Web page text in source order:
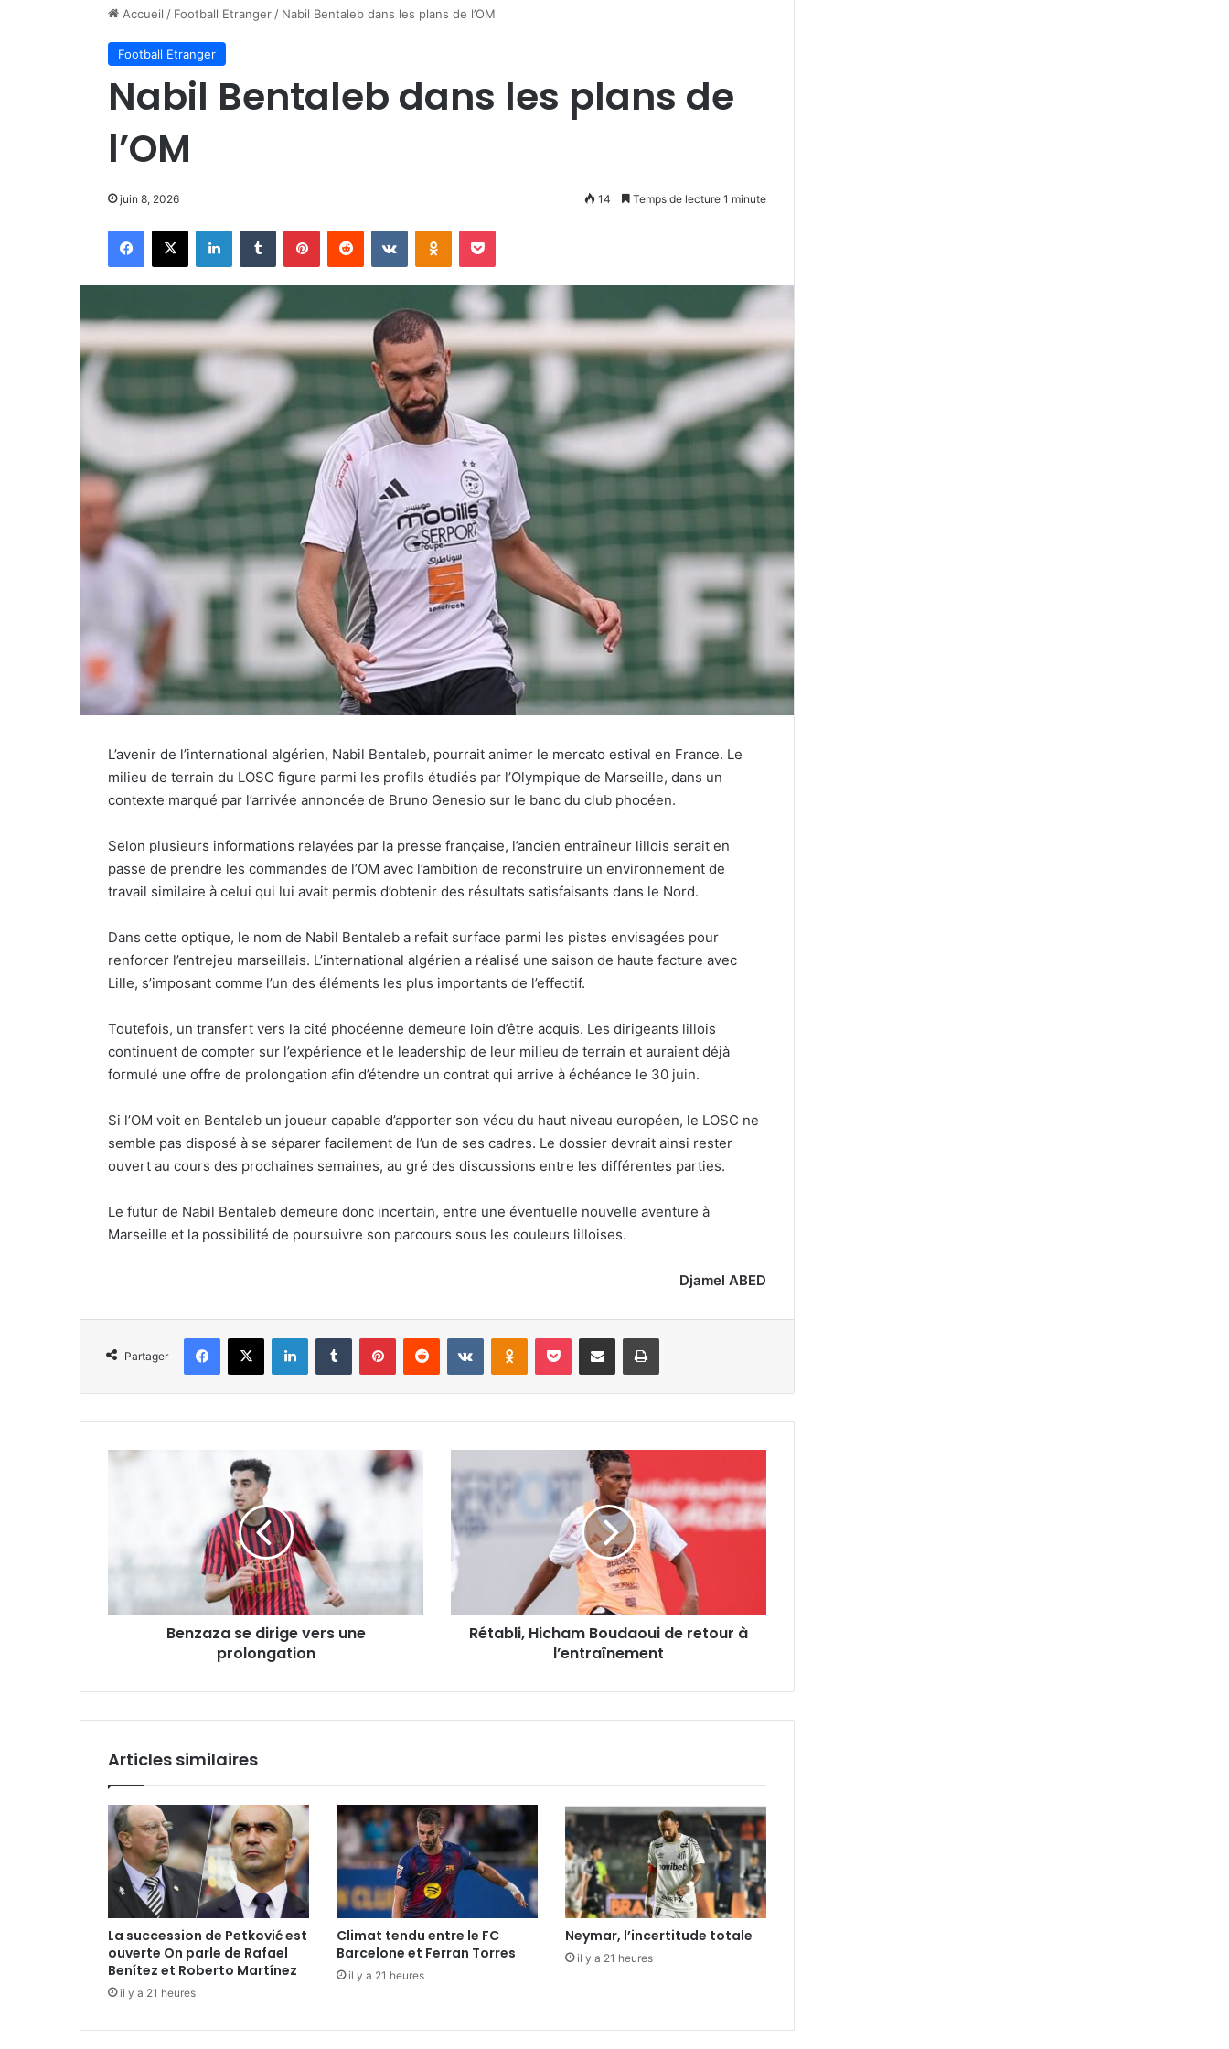
Accueil / Football Etranger / Nabil Bentaleb dans les plans de l’OM
Football Etranger
Nabil Bentaleb dans les plans de
l’OM
juin 8, 2026 14 Temps de lecture 1 minute
Facebook
X LinkedinTumblr PinterestReddit VKontakteOdnoklassniki
Pocket
L’avenir de l’international algérien, Nabil Bentaleb, pourrait animer le mercato estival en France. Le
milieu de terrain du LOSC figure parmi les profils étudiés par l’Olympique de Marseille, dans un
contexte marqué par l’arrivée annoncée de Bruno Genesio sur le banc du club phocéen.
Selon plusieurs informations relayées par la presse française, l’ancien entraîneur lillois serait en
passe de prendre les commandes de l’OM avec l’ambition de reconstruire un environnement de
travail similaire à celui qui lui avait permis d’obtenir des résultats satisfaisants dans le Nord.
Dans cette optique, le nom de Nabil Bentaleb a refait surface parmi les pistes envisagées pour
renforcer l’entrejeu marseillais. L’international algérien a réalisé une saison de haute facture avec
Lille, s’imposant comme l’un des éléments les plus importants de l’effectif.
Toutefois, un transfert vers la cité phocéenne demeure loin d’être acquis. Les dirigeants lillois
continuent de compter sur l’expérience et le leadership de leur milieu de terrain et auraient déjà
formulé une offre de prolongation afin d’étendre un contrat qui arrive à échéance le 30 juin.
Si l’OM voit en Bentaleb un joueur capable d’apporter son vécu du haut niveau européen, le LOSC ne
semble pas disposé à se séparer facilement de l’un de ses cadres. Le dossier devrait ainsi rester
ouvert au cours des prochaines semaines, au gré des discussions entre les différentes parties.
Le futur de Nabil Bentaleb demeure donc incertain, entre une éventuelle nouvelle aventure à
Marseille et la possibilité de poursuivre son parcours sous les couleurs lilloises.
Djamel ABED
Partager
Facebook
X LinkedinTumblr PinterestReddit VKontakteOdnoklassniki
Pocket Partager par email Imprimer
Benzaza
Benzaza se dirige vers une
prolongation
Hicham
Boudaoui
de
retour
Rétabli, Hicham Boudaoui de retour à
l’entraînement
Articles similaires
La succession de Petković est
ouverte On parle de Rafael
Benítez et Roberto Martínez
il y a 21 heures
Climat tendu entre le FC
Barcelone et Ferran Torres
il y a 21 heures
Neymar, l’incertitude totale
il y a 21 heures